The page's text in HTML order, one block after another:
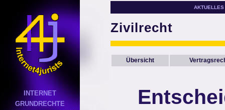
INTERNET
GRUNDRECHTE
AKTUELLES
Zivilrecht
Übersicht